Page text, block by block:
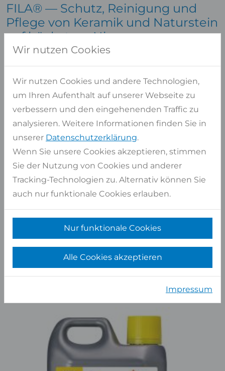
FILA® — Schutz, Reinigung und
Pflege von Keramik und Naturstein
auf höchstem Niveau
Keramik und Naturstein ein. Auf dem Markt ist FILA®
als internationaler technischer Partner tätig, der in
der Lage ist, die Anforderungen aller Kunden mit
einem umfassenden Servicenetz,
Schulungsprogrammen, weitgehenden
Investitionen in Forschung und Entwicklung und
einem starken Engagement für Innovation und
nachhaltigen Umweltschutz zu erfüllen. Nutzen Sie
die FILA®-Lösungen für den Schutz, die Reinigung
Keramikoberflächen. Unser Verkaufs-Team informiert
Sie gern über das Sortiment der FILA®-Lösungen.
FILA - Fleckentferner
Wir nutzen Cookies
Wir nutzen Cookies und andere Technologien,
um Ihren Aufenthalt auf unserer Webseite zu
verbessern und den eingehenenden Traffic zu
analysieren. Weitere Informationen finden Sie in
unserer Datenschutzerklärung.
Wenn Sie unsere Cookies akzeptieren, stimmen
Sie der Nutzung von Cookies und anderer
Tracking-Technologien zu. Alternativ können Sie
auch nur funktionale Cookies erlauben.
Nur funktionale Cookies
Alle Cookies akzeptieren
Impressum